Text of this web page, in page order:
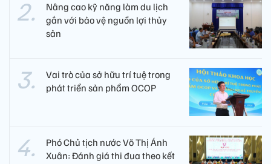
Nâng cao kỹ năng làm du lịch
gắn với bảo vệ nguồn lợi thủy
sản
Vai trò của sở hữu trí tuệ trong
phát triển sản phẩm OCOP
Phó Chủ tịch nước Võ Thị Ánh
Xuân: Đánh giá thi đua theo kết